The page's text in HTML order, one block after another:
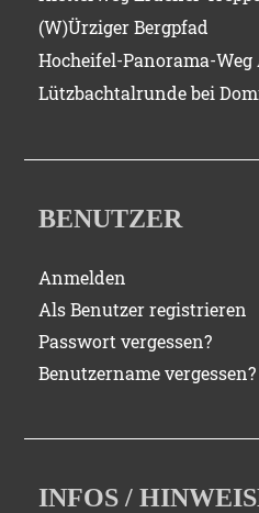
(W)Ürziger Bergpfad
Hocheifel-Panorama-
Lützbachtalrunde bei
BENUTZER
Anmelden
Als Benutzer registrieren
Passwort vergessen?
Benutzername vergessen?
INFOS /